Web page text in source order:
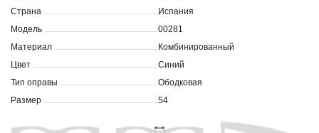
Страна
Испания
Модель
00281
Материал
Комбинированный
Цвет
Синий
Тип оправы
Ободковая
Размер
54